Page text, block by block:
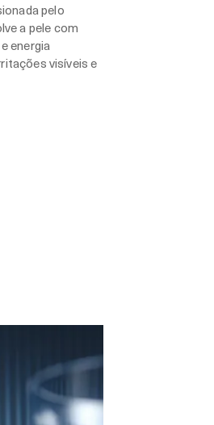
pelo
a pele com
energia
visíveis e